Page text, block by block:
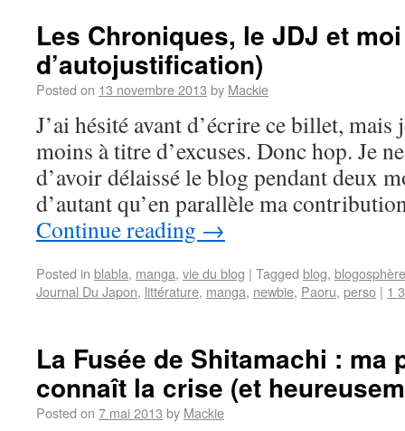
Les Chroniques, le JDJ et
d’autojustification)
Posted on 13 novembre 2013 by Mackie
J’ai hésité avant d’écrire ce billet, mais
moins à titre d’excuses. Donc hop. Je
d’avoir délaissé le blog pendant deux
d’autant qu’en parallèle ma
Continue reading →
Posted in blabla, manga, vie du blog | Tagged blog, blogosphère
Journal Du Japon, littérature, manga, newbie, Paoru, perso | 1
La Fusée de Shitamachi : ma
connaît la crise (et
Posted on 7 mai 2013 by Mackie